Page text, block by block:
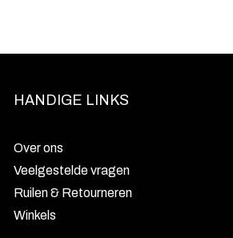
HANDIGE LINKS
Over ons
Veelgestelde vragen
Ruilen & Retourneren
Winkels